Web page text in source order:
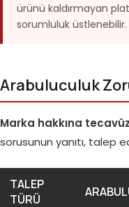
ürünü kaldırmayan
sorumluluk üstlenebilir.
Arabuluculuk
Marka hakkına
sorusunun yanıtı, talep
TALEP
TÜRÜ